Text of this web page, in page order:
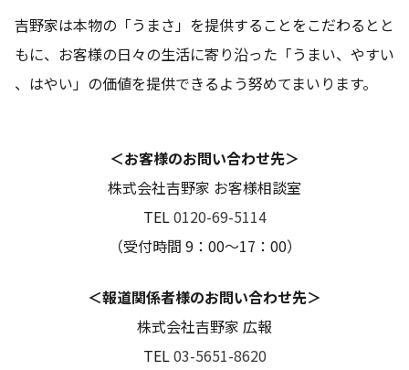
吉野家は本物の「うまさ」を提供することをこだわるとと
もに、お客様の日々の生活に寄り沿った「うまい、やすい
、はやい」の価値を提供できるよう努めてまいります。
＜お客様のお問い合わせ先＞
株式会社吉野家 お客様相談室
TEL 0120-69-5114
（受付時間 9：00～17：00）
＜報道関係者様のお問い合わせ先＞
株式会社吉野家 広報
TEL 03-5651-8620